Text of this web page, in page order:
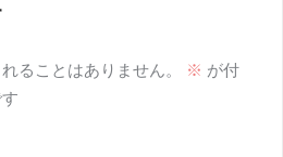
ることはありません。 ※ が付